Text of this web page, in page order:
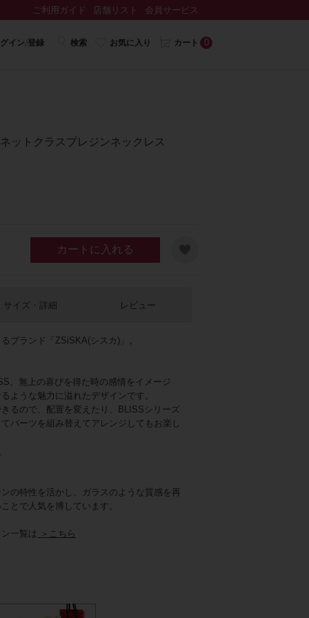
ご利用ガイド 店舗リスト 会員サービス
イン/登録 検索 お気に入り カート 0
トクラスプレジンネックレス
カートに入れる
ブランド「ZSiSKA(シスカ)」。
。無上の喜びを得た時の感情をイメージ
ような魅力に溢れたデザインです。
るので、配置を変えたり、BLISSシリーズ
パーツを組み替えてアレンジしてもお楽し
の特性を活かし、ガラスのような質感を再
とで人気を博しています。
一覧は ＞こちら
サイズ・詳細 レビュー